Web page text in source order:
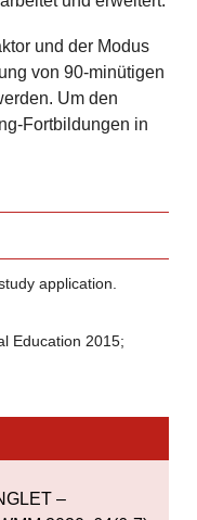
und der Modus
von 90-minütigen
Um den
Fortbildungen in
application.
Education 2015;
–